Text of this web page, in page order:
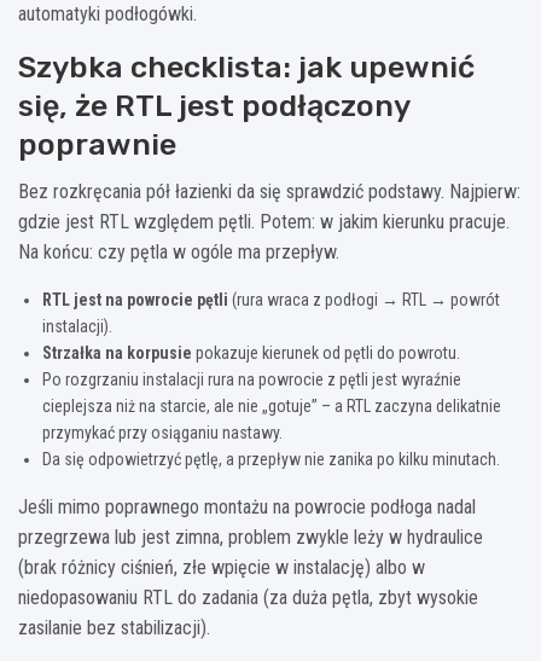
automatyki podłogówki.
Szybka checklista: jak upewnić
się, że RTL jest podłączony
poprawnie
Bez rozkręcania pół łazienki da się sprawdzić podstawy. Najpierw:
gdzie jest RTL względem pętli. Potem: w jakim kierunku pracuje.
Na końcu: czy pętla w ogóle ma przepływ.
RTL jest na powrocie pętli (rura wraca z podłogi → RTL → powrót
instalacji).
Strzałka na korpusie pokazuje kierunek od pętli do powrotu.
Po rozgrzaniu instalacji rura na powrocie z pętli jest wyraźnie
cieplejsza niż na starcie, ale nie „gotuje” – a RTL zaczyna delikatnie
przymykać przy osiąganiu nastawy.
Da się odpowietrzyć pętlę, a przepływ nie zanika po kilku minutach.
Jeśli mimo poprawnego montażu na powrocie podłoga nadal
przegrzewa lub jest zimna, problem zwykle leży w hydraulice
(brak różnicy ciśnień, złe wpięcie w instalację) albo w
niedopasowaniu RTL do zadania (za duża pętla, zbyt wysokie
zasilanie bez stabilizacji).